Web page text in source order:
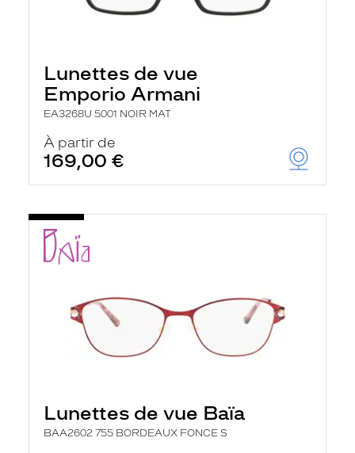
Lunettes de vue
Emporio Armani
EA3268U 5001 NOIR MAT
À partir de
169,00 €
Lunettes de vue Baïa
BAA2602 755 BORDEAUX FONCE S